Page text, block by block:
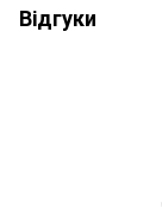
Відгуки